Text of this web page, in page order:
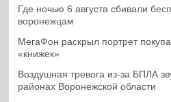
Где ночью 6 августа сбивали
воронежцам
МегаФон раскрыл портрет
«книжек»
Воздушная тревога из-за БПЛА
районах Воронежской области